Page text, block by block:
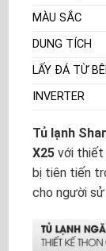
MÀU SẮC
DUNG TÍCH
LẤY ĐÁ TỪ
INVERTER
Tủ lạnh
X25 với thiết
bị tiên tiến
cho người sử